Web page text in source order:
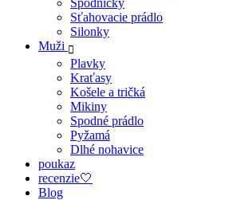
Sťahovacie prádlo
Silonky
Muži
Plavky
Kraťasy
Košele a tričká
Mikiny
Spodné prádlo
Pyžamá
Dlhé nohavice
poukaz
recenzie🤍
Blog